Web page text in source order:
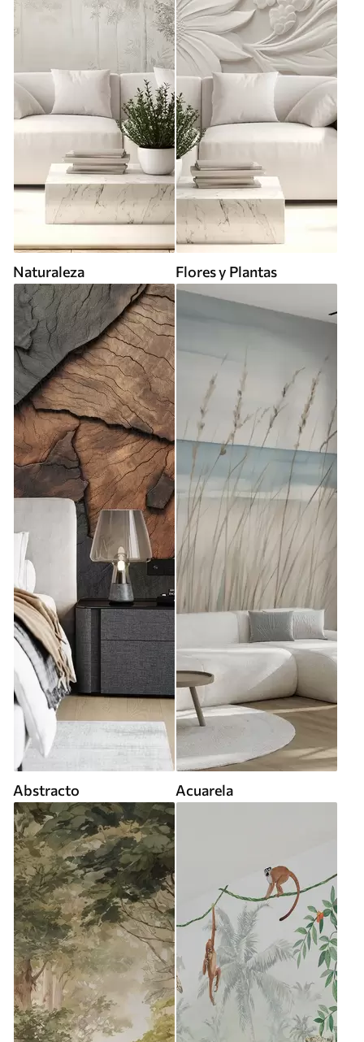
Naturaleza Flores y Plantas
Abstracto Acuarela